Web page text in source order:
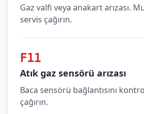
Gaz valfi veya anakart arızası.
servis çağırın.
F11
Atık gaz sensörü arızası
Baca sensörü bağlantısını
çağırın.